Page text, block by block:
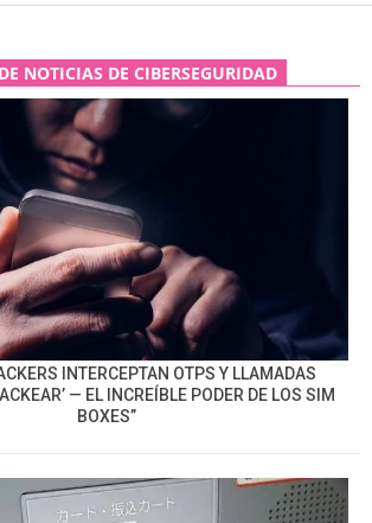
NOTICIAS DE CIBERSEGURIDAD
INTERCEPTAN OTPS Y LLAMADAS
— EL INCREÍBLE PODER DE LOS SIM
BOXES”